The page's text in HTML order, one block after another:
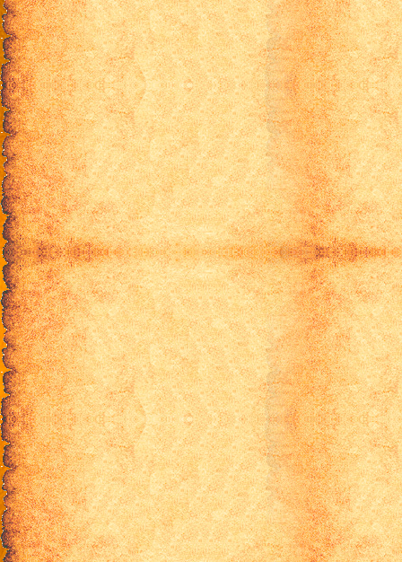
R-15 9 серия
R-15 10 серия
R-15 11 серия
R-15 12 серия